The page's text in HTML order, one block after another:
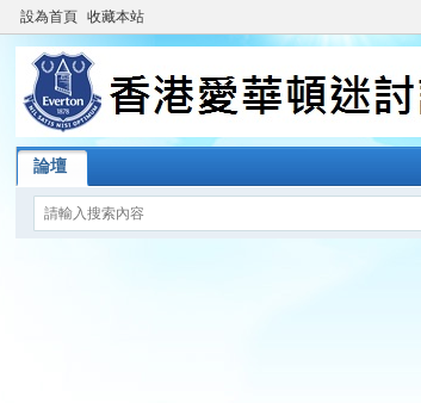
設為首頁 收藏本站
論壇